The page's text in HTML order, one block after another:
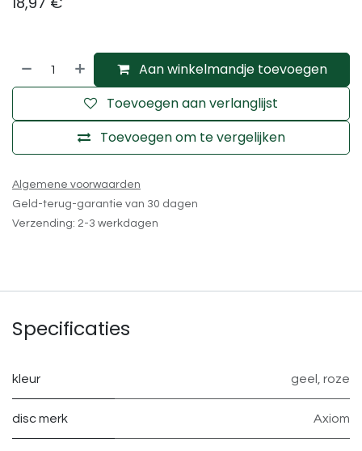
Aan winkelmandje toevoegen
Toevoegen om te vergelijken
Toevoegen aan verlanglijst
Algemene voorwaarden
Geld-terug-garantie van 30 dagen
Verzending: 2-3 werkdagen
Specificaties
kleur geel roze
disc merk Axiom